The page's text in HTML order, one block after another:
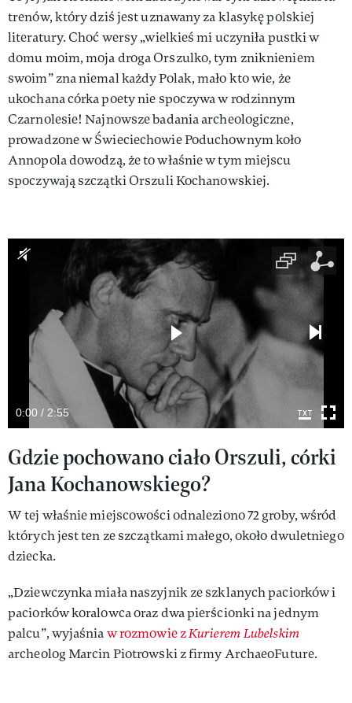
trenów, który dziś jest uznawany za klasykę polskiej
literatury. Choć wersy „wielkieś mi uczyniła pustki w
domu moim, moja droga Orszulko, tym zniknieniem
swoim” zna niemal każdy Polak, mało kto wie, że
ukochana córka poety nie spoczywa w rodzinnym
Czarnolesie! Najnowsze badania archeologiczne,
prowadzone w Świeciechowie Poduchownym koło
Annopola dowodzą, że to właśnie w tym miejscu
spoczywają szczątki Orszuli Kochanowskiej.
0:00 / 2:55
Gdzie pochowano ciało Orszuli, córki
Jana Kochanowskiego?
W tej właśnie miejscowości odnaleziono 72 groby, wśród
których jest ten ze szczątkami małego, około dwuletniego
dziecka.
„Dziewczynka miała naszyjnik ze szklanych paciorków i
paciorków koralowca oraz dwa pierścionki na jednym
palcu”, wyjaśniaw rozmowie zKurierem Lubelskim
archeolog Marcin Piotrowski z firmy ArchaeoFuture.